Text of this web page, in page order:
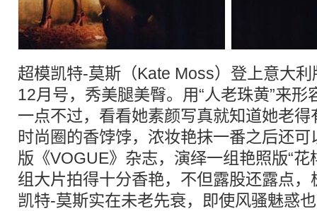
超模凯特-莫斯（Kate Moss）登上意大
12月号，秀美腿美臀。用“人老珠黄”来
一点不过，看看她素颜写真就知道她老
时尚圈的香饽饽，浓妆艳抹一番之后还
版《VOGUE》杂志，演绎一组艳照版“花
组大片拍得十分香艳，不但露股还露点
凯特-莫斯实在未老先衰，即使风骚魅惑